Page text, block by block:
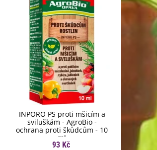
INPORO PS proti mšicím a
sviluškám - AgroBio -
ochrana proti škůdcům - 10
ml
93 Kč
Fytovit -
tekuté